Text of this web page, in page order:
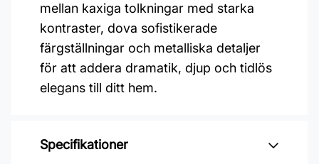
mellan kaxiga tolkningar med starka
kontraster, dova sofistikerade
färgställningar och metalliska detaljer
för att addera dramatik, djup och tidlös
elegans till ditt hem.
Specifikationer